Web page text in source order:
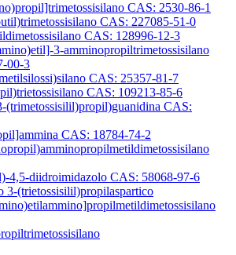
CAS: 2530-86-1
CAS: 227085-51-0
CAS: 128996-12-3
3-amminopropiltrimetossisilano
00-3
CAS: 25357-81-7
CAS: 109213-85-6
(trimetossisilil)propil)guanidina CAS:
CAS: 18784-74-2
4,5-diidroimidazolo CAS: 58068-97-6
3-(trietossisilil)propilaspartico